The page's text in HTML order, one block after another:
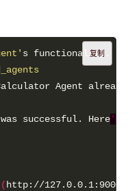
s functionality.
successful. Here'
( http://127.0.0.1:9000/
复制